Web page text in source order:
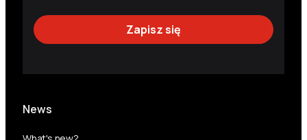
News